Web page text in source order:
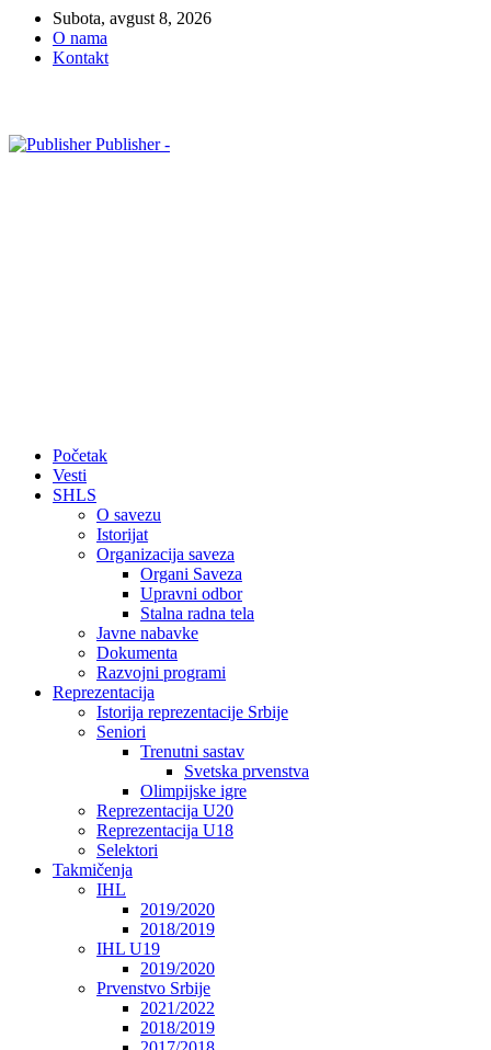
Subota, avgust 8, 2026
O nama
Kontakt
Publisher -
Početak
Vesti
SHLS
O savezu
Istorijat
Organizacija saveza
Organi Saveza
Upravni odbor
Stalna radna tela
Javne nabavke
Dokumenta
Razvojni programi
Reprezentacija
Istorija reprezentacije Srbije
Seniori
Trenutni sastav
Svetska prvenstva
Olimpijske igre
Reprezentacija U20
Reprezentacija U18
Selektori
Takmičenja
IHL
2019/2020
2018/2019
IHL U19
2019/2020
Prvenstvo Srbije
2021/2022
2018/2019